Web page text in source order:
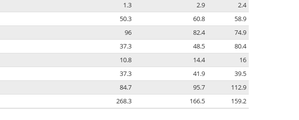
1.3 2.9
2.4
50.3 60.8
58.9
96 82.4
74.9
37.3 48.5
80.4
10.8 14.4
16
37.3 41.9
39.5
84.7 95.7
112.9
268.3 166.5 159.2